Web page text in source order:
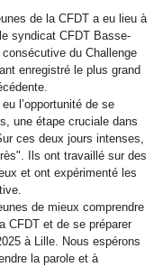
de la CFDT a eu lieu à
syndicat CFDT Basse-
du Challenge
enregistré le plus grand
l’opportunité de se
une étape cruciale dans
ces deux jours intenses,
Ils ont travaillé sur des
et ont expérimenté les
de mieux comprendre
CFDT et de se préparer
à Lille. Nous espérons
la parole et à